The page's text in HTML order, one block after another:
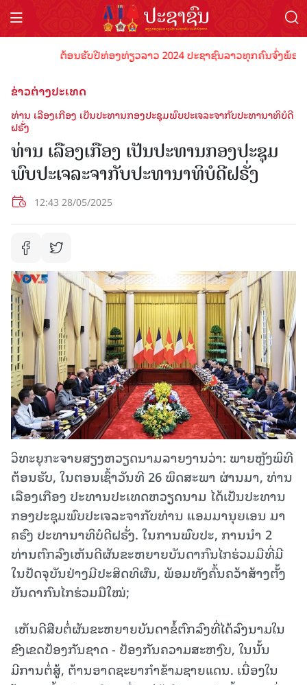
ຕ້ອນຮັບປີທ່ອງທ່ຽວລາວ 2024 ປະຊາຊົນລາວທຸກຄົນຈົ່ງພ້ອມ
ຂ່າວຕ່າງປະເທດ
ທ່ານ ເລືອງເກືອງ ເປັນປະທານກອງປະຊຸມພົບປະເຈລະຈາກັບປະທານາທິບໍດີ
ຝຣັ່ງ
ທ່ານ ເລືອງເກືອງ ເປັນປະທານກອງປະຊຸມ
ພົບປະເຈລະຈາກັບປະທານາທິບໍດີຝຣັ່ງ
12:43 28/05/2025
ວິທະຍຸກະຈາຍສຽງຫວຽດນາມລາຍງານວ່າ: ພາຍຫຼັງພິທີ
ຕ້ອນຮັບ, ໃນຕອນເຊົ້າວັນທີ 26 ພຶດສະພາ ຜ່ານມາ, ທ່ານ
ເລືອງເກືອງ ປະທານປະເທດຫວຽດນາມ ໄດ້ເປັນປະທານ
ກອງປະຊຸມພົບປະເຈລະຈາກັບທ່ານ ແອມມານຸຍເອນ ມາ
ຄຣົງ ປະທານາທິບໍດີຝຣັ່ງ. ໃນການພົບປະ, ການນຳ 2
ທ່ານຕົກລົງເຫັນດີຜັນຂະຫຍາຍບັນດາກົນໄກຮ່ວມມືທີ່ມີ
ໃນປັດຈຸບັນຢ່າງມີປະສິດທິຜົນ, ພ້ອມທັງຄົ້ນຄວ້າສ້າງຕັ້ງ
ບັນດາກົນໄກຮ່ວມມືໃໝ່;
ເຫັນດີສືບຕໍ່ຜັນຂະຫຍາຍບັນດາຂໍ້ຕົກລົງທີ່ໄດ້ລົງນາມໃນ
ຂົງເຂດປ້ອງກັນຊາດ - ປ້ອງກັນຄວາມສະຫງົບ, ໃນນັ້ນ
ມີການຕໍ່ສູ້, ຕ້ານອາດຊະຍາກຳຂ້າມຊາຍແດນ. ເນື່ອງໃນ